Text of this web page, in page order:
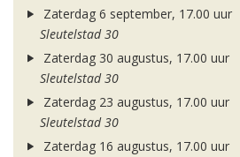
Zaterdag 6 september, 17.00 uur
Sleutelstad 30
Zaterdag 30 augustus, 17.00 uur
Sleutelstad 30
Zaterdag 23 augustus, 17.00 uur
Sleutelstad 30
Zaterdag 16 augustus, 17.00 uur